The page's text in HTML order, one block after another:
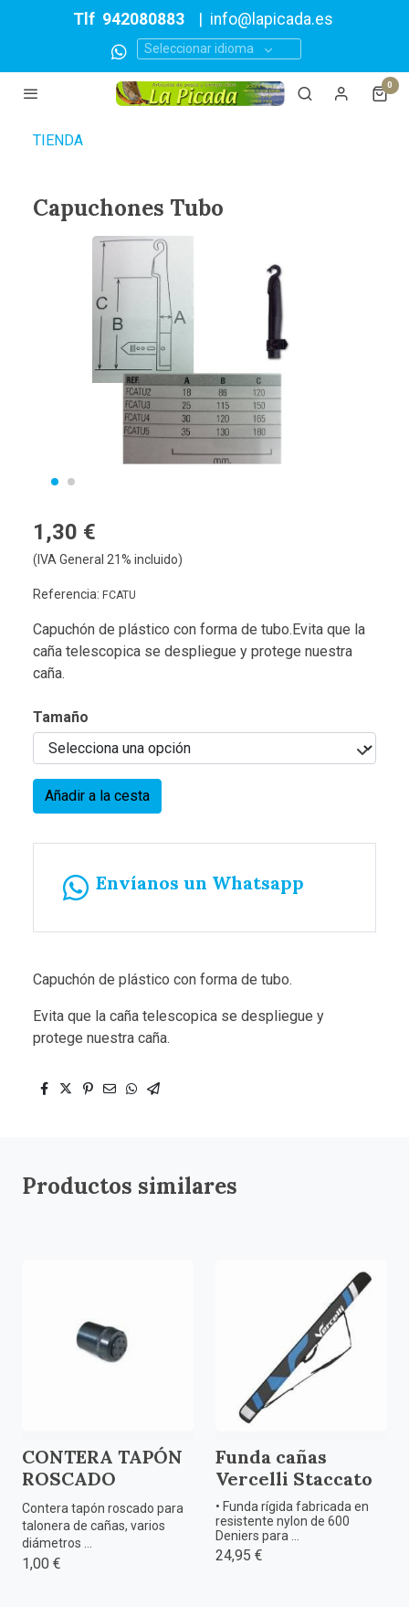
Tlf 942080883 info@lapicada.es
Seleccionar idioma
0
TIENDA
Capuchones Tubo
1,30 €
(IVA General 21% incluido)
Referencia: FCATU
Capuchón de plástico con forma de tubo.Evita que la
caña telescopica se despliegue y protege nuestra
caña.
Tamaño
Añadir a la cesta
Envíanos un Whatsapp
Capuchón de plástico con forma de tubo.
Evita que la caña telescopica se despliegue y
protege nuestra caña.
Productos similares
CONTERA TAPÓN
ROSCADO
Contera tapón roscado para
talonera de cañas, varios
diámetros ...
1,00 €
Funda cañas
Vercelli Staccato
• Funda rígida fabricada en
resistente nylon de 600
Deniers para ...
24,95 €